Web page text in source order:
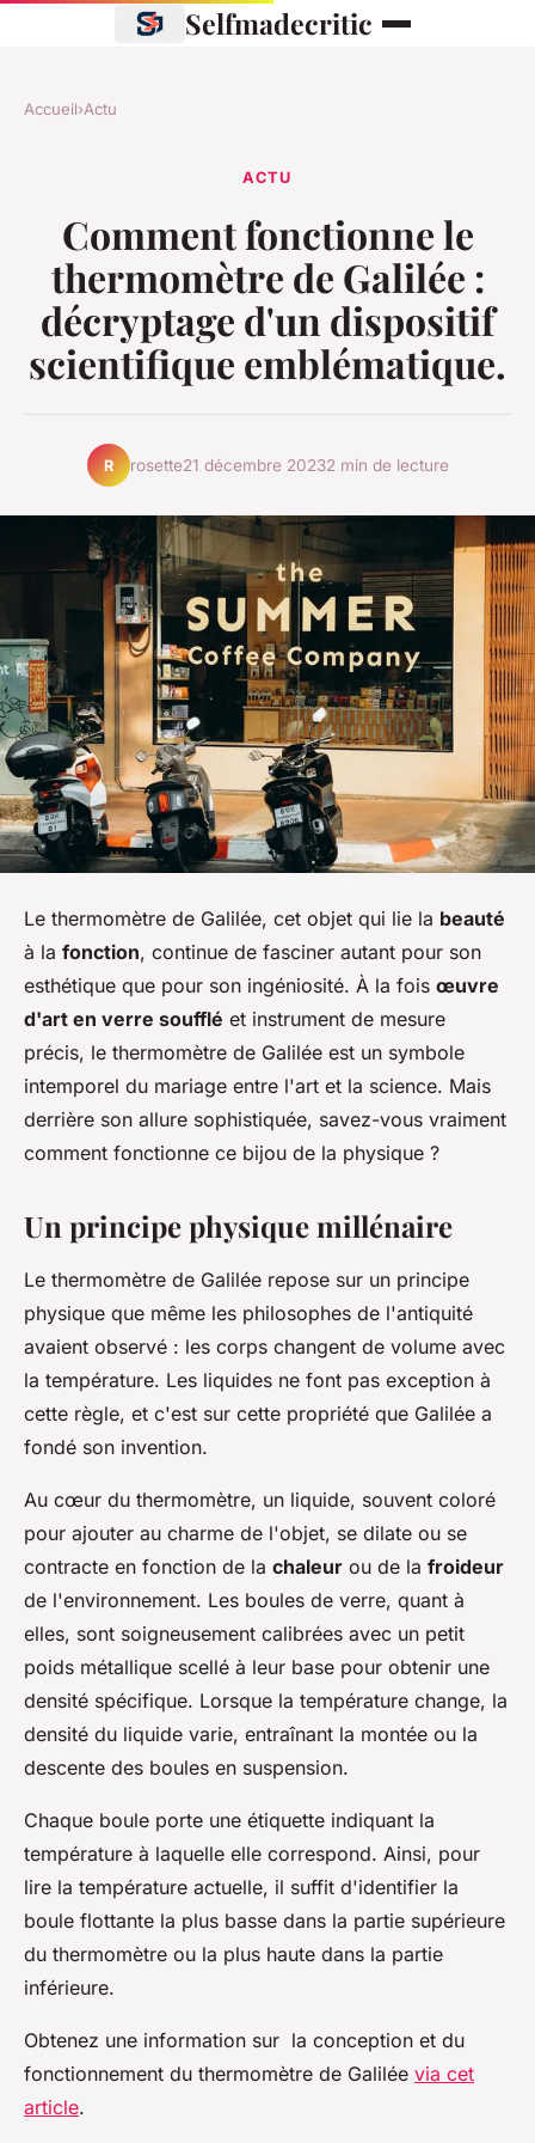
Selfmadecritic
Accueil›Actu
ACTU
Comment fonctionne le
thermomètre de Galilée :
décryptage d'un dispositif
scientifique emblématique.
R rosette21 décembre 20232 min de lecture
Le thermomètre de Galilée, cet objet qui lie la beauté
à la fonction, continue de fasciner autant pour son
esthétique que pour son ingéniosité. À la fois œuvre
d'art en verre soufflé et instrument de mesure
précis, le thermomètre de Galilée est un symbole
intemporel du mariage entre l'art et la science. Mais
derrière son allure sophistiquée, savez-vous vraiment
comment fonctionne ce bijou de la physique ?
Un principe physique millénaire
Le thermomètre de Galilée repose sur un principe
physique que même les philosophes de l'antiquité
avaient observé : les corps changent de volume avec
la température. Les liquides ne font pas exception à
cette règle, et c'est sur cette propriété que Galilée a
fondé son invention.
Au cœur du thermomètre, un liquide, souvent coloré
pour ajouter au charme de l'objet, se dilate ou se
contracte en fonction de la chaleur ou de la froideur
de l'environnement. Les boules de verre, quant à
elles, sont soigneusement calibrées avec un petit
poids métallique scellé à leur base pour obtenir une
densité spécifique. Lorsque la température change, la
densité du liquide varie, entraînant la montée ou la
descente des boules en suspension.
Chaque boule porte une étiquette indiquant la
température à laquelle elle correspond. Ainsi, pour
lire la température actuelle, il suffit d'identifier la
boule flottante la plus basse dans la partie supérieure
du thermomètre ou la plus haute dans la partie
inférieure.
Obtenez une information sur la conception et du
fonctionnement du thermomètre de Galilée via cet
article.